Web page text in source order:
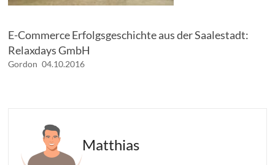
E-Commerce Erfolgsgeschichte aus der Saalestadt:
Relaxdays GmbH
Gordon 04.10.2016
Matthias